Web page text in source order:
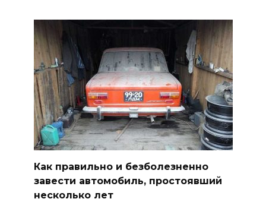
Как правильно и безболезненно
завести автомобиль, простоявший
несколько лет